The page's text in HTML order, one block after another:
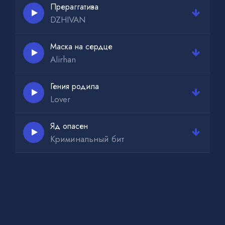
Прераггатива
DZHIVAN
Маска на сердце
Alirhan
Гения родила
Lover
Яд опасен
Криминальный бит